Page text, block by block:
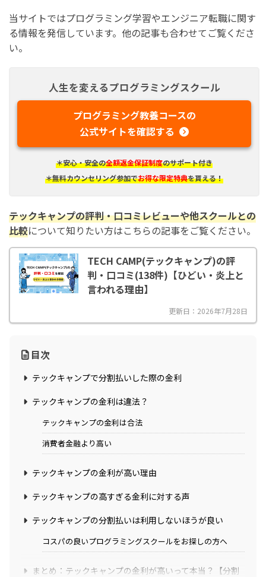
当サイトではプログラミング学習やエンジニア転職に関す
る情報を発信しています。他の記事も合わせてご覧くださ
い。
人生を変えるプログラミングスクール
プログラミング教養コースの
公式サイトを確認する
＊安心・安全の全額返金保証制度のサポート付き
＊無料カウンセリング参加でお得な限定特典を貰える！
テックキャンプの評判・口コミレビューや他スクールとの
比較について知りたい方はこちらの記事をご覧ください。
TECH CAMP(テックキャンプ)の評
判・口コミ(138件)【ひどい・炎上と
言われる理由】
更新日：2026年7月28日
目次
テックキャンプで分割払いした際の金利
テックキャンプの金利は違法？
テックキャンプの金利は合法
消費者金融より高い
テックキャンプの金利が高い理由
テックキャンプの高すぎる金利に対する声
テックキャンプの分割払いは利用しないほうが良い
コスパの良いプログラミングスクールをお探しの方へ
まとめ：テックキャンプの金利が高いって本当？【分割